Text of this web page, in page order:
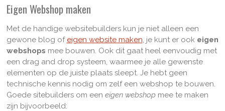
Eigen Webshop maken
Met de handige websitebuilders kun je niet alleen een
gewone blog of eigen website maken, je kunt er ook eigen
webshops mee bouwen. Ook dit gaat heel eenvoudig met
een drag and drop systeem, waarmee je alle gewenste
elementen op de juiste plaats sleept. Je hebt geen
technische kennis nodig om zelf een webshop te bouwen.
Goede sitebuilders om een eigen webshopmee te maken
zijn bijvoorbeeld: